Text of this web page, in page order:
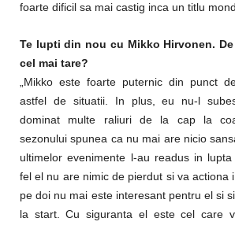
foarte dificil sa mai castig inca un titlu
Te lupti din nou cu Mikko Hirvonen.
cel mai tare?
„Mikko este foarte puternic din punct
astfel de situatii. In plus, eu nu-l
dominat multe raliuri de la cap la
sezonului spunea ca nu mai are nicio
ultimelor evenimente l-au readus in
fel el nu are nimic de pierdut si va actiona
pe doi nu mai este interesant pentru el si
la start. Cu siguranta el este cel care